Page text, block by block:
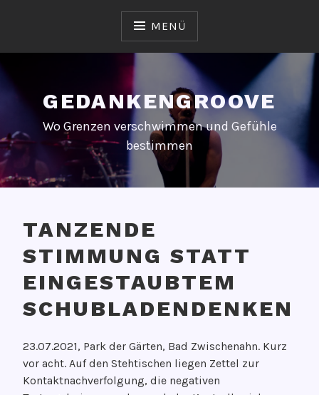
MENÜ
GEDANKENGROOVE
Wo Grenzen verschwimmen und Gefühle
bestimmen
TANZENDE
STIMMUNG STATT
EINGESTAUBTEM
SCHUBLADENDENKEN
e
r
ö
O
N
G
23.07.2021, Park der Gärten, Bad Zwischenahn. Kurz
vor acht. Auf den Stehtischen liegen Zettel zur
Kontaktnachverfolgung, die negativen